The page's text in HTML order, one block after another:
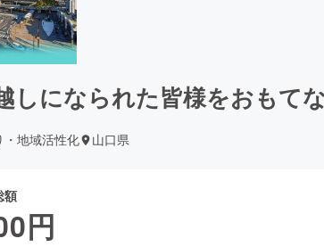
になられた皆様をおもて
・地域活性化 山口県
額
円